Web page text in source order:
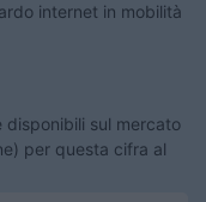
internet in mobilità
disponibili sul mercato
per questa cifra al